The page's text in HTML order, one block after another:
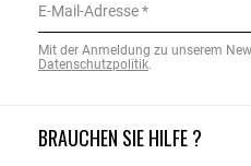
BRAUCHEN SIE HILFE ?
E-Mail-Adresse
Mit der Anmeldung zu unserem
Datenschutzpolitik.